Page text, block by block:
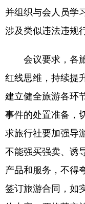
并组织与会人员学
涉及类似违法违规
会议要求，各旅
红线思维，持续提
建立健全旅游各环
事件的处置准备，
求旅行社要加强导
不能强买强卖、诱
产品和服务，不得
签订旅游合同，如